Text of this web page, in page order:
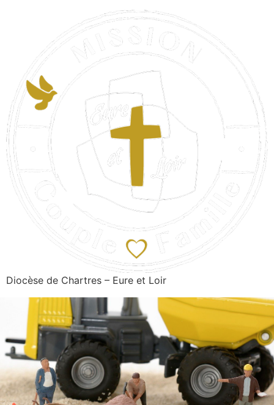
Diocèse de Chartres – Eure et Loir